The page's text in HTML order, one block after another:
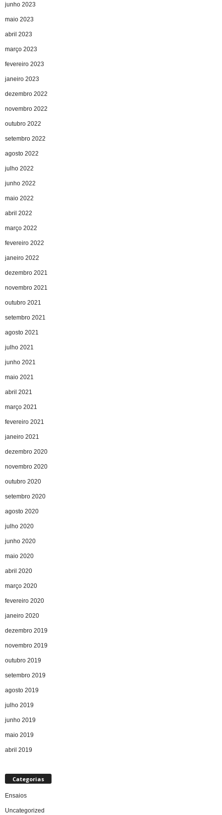
junho 2023
maio 2023
abril 2023
março 2023
fevereiro 2023
janeiro 2023
dezembro 2022
novembro 2022
outubro 2022
setembro 2022
agosto 2022
julho 2022
junho 2022
maio 2022
abril 2022
março 2022
fevereiro 2022
janeiro 2022
dezembro 2021
novembro 2021
outubro 2021
setembro 2021
agosto 2021
julho 2021
junho 2021
maio 2021
abril 2021
março 2021
fevereiro 2021
janeiro 2021
dezembro 2020
novembro 2020
outubro 2020
setembro 2020
agosto 2020
julho 2020
junho 2020
maio 2020
abril 2020
março 2020
fevereiro 2020
janeiro 2020
dezembro 2019
novembro 2019
outubro 2019
setembro 2019
agosto 2019
julho 2019
junho 2019
maio 2019
abril 2019
Categorias
Ensaios
Uncategorized